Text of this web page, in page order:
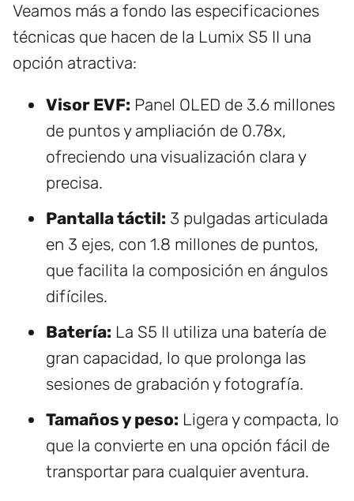
Veamos más a fondo las especificaciones
técnicas que hacen de la Lumix S5 II una
opción atractiva:
Visor EVF: Panel OLED de 3.6 millones
de puntos y ampliación de 0.78x,
ofreciendo una visualización clara y
precisa.
Pantalla táctil: 3 pulgadas articulada
en 3 ejes, con 1.8 millones de puntos,
que facilita la composición en ángulos
difíciles.
Batería: La S5 II utiliza una batería de
gran capacidad, lo que prolonga las
sesiones de grabación y fotografía.
Tamaños y peso: Ligera y compacta, lo
que la convierte en una opción fácil de
transportar para cualquier aventura.